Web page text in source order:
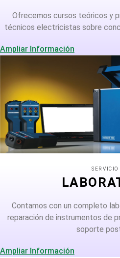
Ofrecemos cursos teóricos y
técnicos electricistas sobre
Ampliar Información
SERVICIO
Contamos con un completo
reparación de instrumentos de
soporte
Ampliar Información